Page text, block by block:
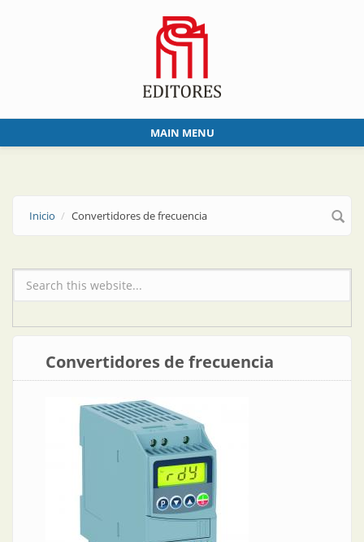
MAIN MENU
Inicio Convertidores de frecuencia
Formulario de búsqueda
Convertidores de frecuencia